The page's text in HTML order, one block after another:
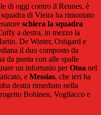
di oggi contro il Rennes, è
di Vieira ha rimontato
schiera la squadra
a destra, in mezzo la
De Winter, Ostigard e
il duo composto da
da punta con alle spalle
un infortunio perOtoa nel
e Messias, che ieri ha
destra rimediato nella
Bohinen, Vogliacco e